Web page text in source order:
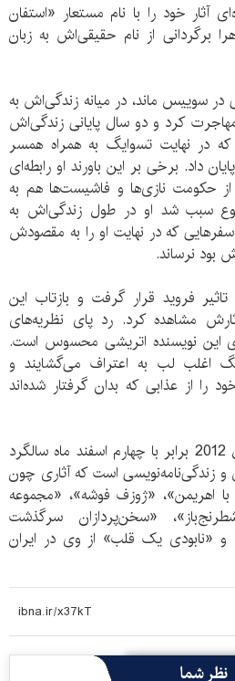
آثار خود را با نام مستعار «استفان
برگردانی از نام حقیقی‌اش به زبان
در سوییس ماند، در میانه زندگی‌اش به
کرد و دو سال پایانی زندگی‌اش
که در نهایت تسوایگ به همراه همسر
داد. برخی بر این باورند او رابطه‌ای
حکومت نازی‌ها و فاشیست‌ها هم به
سبب شد او در طول زندگی‌اش به
که در نهایت او را به مقصودش
بود نرساند.
فروید قرار گرفت و بازتاب این
مشاهده کرد. رد پای نظریه‌های
این نویسنده اتریشی محسوس است.
اغلب لب به اعتراف می‌گشایند و
را از عذابی که بدان گرفتار شده‌اند
امروز پنجشنبه 23 فوریه سال 2012 برابر با چهارم اسفند ماه سالگرد
زندگی‌نامه‌نویسی است که آثاری چون
اهريمن»، «ژوزف فوشه»، «مجموعه
«سخن‌پردازان سرگذشت
«نابودی یک قلب» از وی در ایران
نظر شما